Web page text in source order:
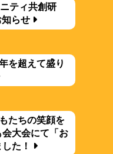
ティ共創研
らせ
を超えて盛り
たちの笑顔を
大会にて「お
た！